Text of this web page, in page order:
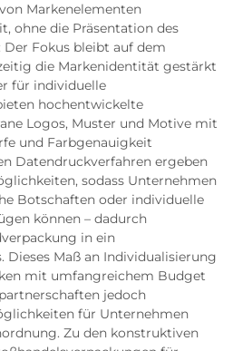
Markenelementen
ohne die Präsentation des
Fokus bleibt auf dem
die Markenidentität gestärkt
für individuelle
hochentwickelte
Logos, Muster und Motive mit
und Farbgenauigkeit
Datendruckverfahren ergeben
sodass Unternehmen
Botschaften oder individuelle
können – dadurch
in ein
Dieses Maß an Individualisierung
mit umfangreichem Budget
jedoch
für Unternehmen
Zu den konstruktiven